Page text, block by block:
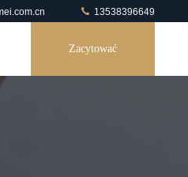
13538396649
Zacytować